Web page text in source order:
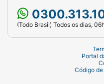
(Todo Brasil) Todos os dias,
Portal
Código